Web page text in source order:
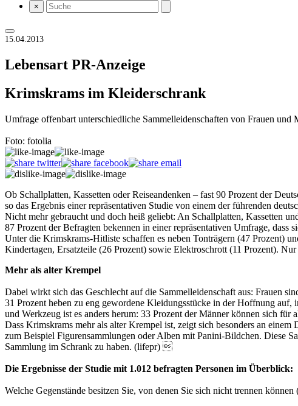
×
15.04.2013
Lebensart PR-Anzeige
Krimskrams im Kleiderschrank
Umfrage offenbart unterschiedliche Sammelleidenschaften von Frauen und
Foto: fotolia
Ob Schallplatten, Kassetten oder Reiseandenken – fast 90 Prozent der
so das Ergebnis einer repräsentativen Studie von einem der führenden
Nicht mehr gebraucht und doch heiß geliebt: An Schallplatten, Kassetten
87 Prozent der Befragten bekennen in einer repräsentativen Umfrage,
Unter die Krimskrams-Hitliste schaffen es neben Tonträgern (47 Prozent)
Kindertagen, Ersatzteile (26 Prozent) sowie Elektroschrott (11 Prozent).
Mehr als alter Krempel
Dabei wirkt sich das Geschlecht auf die Sammelleidenschaft aus: Frauen
31 Prozent heben zu eng gewordene Kleidungsstücke in der Hoffnung
und Werkzeug ist es anders herum: 33 Prozent der Männer können sich für
Dass Krimskrams mehr als alter Krempel ist, zeigt sich besonders an
zum Beispiel Figurensammlungen oder Alben mit Panini-Bildchen. Diese
Sammlung im Schrank zu haben. (lifepr) 
Die Ergebnisse der Studie mit 1.012 befragten Personen im Überblick:
Welche Gegenstände besitzen Sie, von denen Sie sich nicht trennen